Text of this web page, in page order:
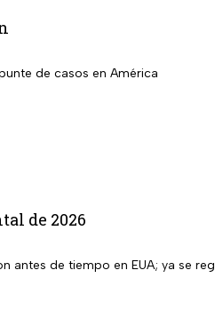
de casos en América
de 2026
ya se registró el primer caso en una